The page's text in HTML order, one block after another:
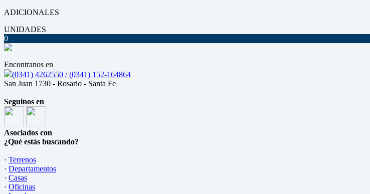
ADICIONALES
UNIDADES
0
Encontranos en
(0341) 4262550 / (0341) 152-164864
San Juan 1730 - Rosario - Santa Fe
Seguinos en
Asociados con
¿Qué estás buscando?
· Terrenos
· Departamentos
· Casas
· Oficinas